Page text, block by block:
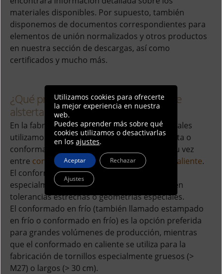
e
:
materiales disponibles. Por supuesto, también
disponemos de documentos correspondientes para
elementos de unión normalizados y otros productos
en nuestra sección de descargas, así como
certificados y mucho más.
¿Qué procesos de conformado ofrece
alstertaler para tornillos especiales?
En la fabricación de nuestros tornillos especiales
utilizamos conformado por arranque de viruta o
conformado sin arranque, diferenciando a su vez
entre conformado en frío yconformado en caliente.
El conformado por arranque de viruta es
especialmente adecuado cuando se requieren
tolerancias estrechas o geometrías especiales.
El conformado en frío (también llamado estampado
en frío o conformado en frío) es la opción preferida
para grandes volúmenes de producción, mientras
que el conformado en caliente se utiliza para la
fabricación de tornillos especialmente gruesos (>
M27) o largos (> 30 cm).
Utilizamos cookies para ofrecerte
la mejor experiencia en nuestra
web.
Puedes aprender más sobre qué
cookies utilizamos o desactivarlas
en losajustes.
Aceptar Rechazar
Ajustes